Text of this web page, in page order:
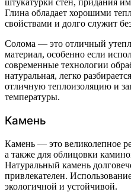
штукатурки стен, придания
Глина обладает хорошими
свойствами и долго служит
Солома — это отличный
материал, особенно если
современные технологии
натуральная, легко
отличную теплоизоляцию и
температуры.
Камень
Камень — это великолепное
а также для облицовки
Натуральный камень
привлекателен.
экологичной и устойчивой.